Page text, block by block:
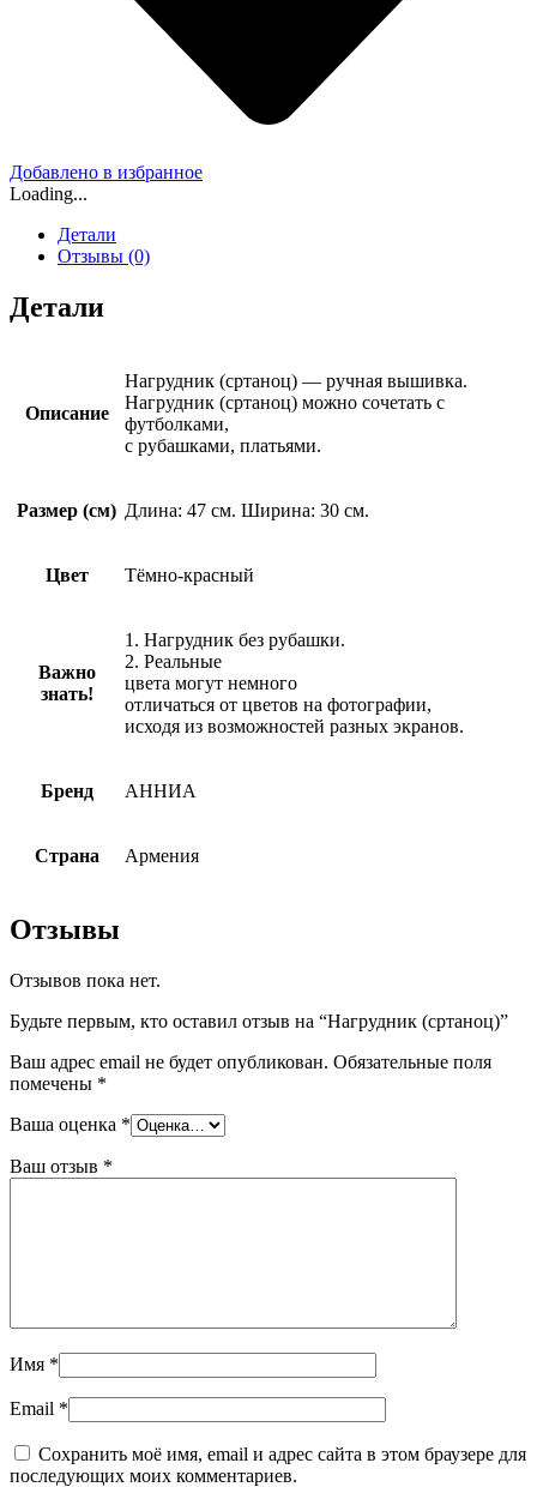
Добавлено в избранное
Loading...
Детали
Отзывы (0)
Детали
Описание
Нагрудник (сртаноц) — ручная вышивка.
Нагрудник (сртаноц) можно сочетать с
футболками,
с рубашками, платьями.
Размер (см) Длина: 47 см. Ширина: 30 см.
Цвет Тёмно-красный
Важно
знать!
1. Нагрудник без рубашки.
2. Реальные
цвета могут немного
отличаться от цветов на фотографии,
исходя из возможностей разных экранов.
Бренд АННИА
Страна Армения
Отзывы
Отзывов пока нет.
Будьте первым, кто оставил отзыв на “Нагрудник (сртаноц)”
Ваш адрес email не будет опубликован. Обязательные поля
помечены *
Ваша оценка *
Ваш отзыв *
Имя *
Email *
Сохранить моё имя, email и адрес сайта в этом браузере для
последующих моих комментариев.